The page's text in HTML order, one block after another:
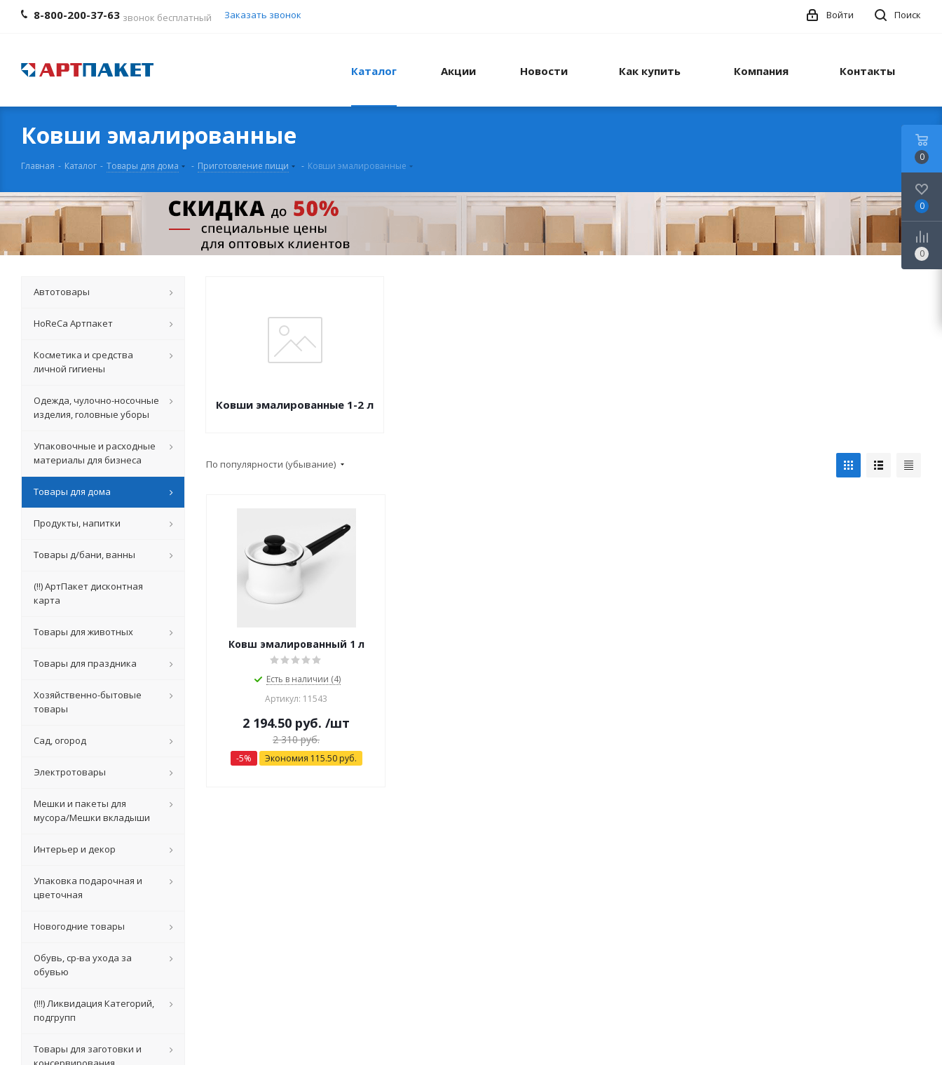
8-800-200-37-63 звонок бесплатный Заказать звонок Поиск
Войти
Каталог Акции Новости Как купить Компания Контакты
Ковши эмалированные
Главная - Каталог - Товары для дома - Приготовление пищи - Ковши эмалированные
Ковши эмалированные 1-2 л
По популярности (убывание)
Ковш эмалированный 1 л
Есть в наличии (4)
Артикул: 11543
2 194.50 руб. /шт
2 310руб.
-5% Экономия 115.50руб.
Автотовары
HoReCa Артпакет
Косметика и средства
личной гигиены
Одежда, чулочно-носочные
изделия, головные уборы
Упаковочные и расходные
материалы для бизнеса
Товары для дома
Продукты, напитки
Товары д/бани, ванны
(!!) АртПакет дисконтная
карта
Товары для животных
Товары для праздника
Хозяйственно-бытовые
товары
Сад, огород
Электротовары
Мешки и пакеты для
мусора/Мешки вкладыши
Интерьер и декор
Упаковка подарочная и
цветочная
Новогодние товары
Обувь, ср-ва ухода за
обувью
(!!!) Ликвидация Категорий,
подгрупп
Товары для заготовки и
0
0
0